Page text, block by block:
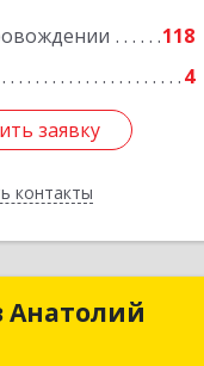
118
4
заявку
контакты
заявку
Анатолий
Анатолий